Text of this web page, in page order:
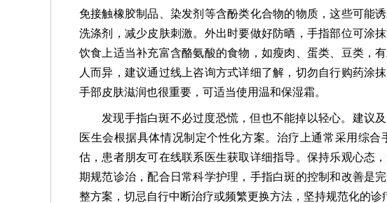
免接触橡胶制品、染发剂等含酚类化合物的物质，这些可能
洗涤剂，减少皮肤刺激。外出时要做好防晒，手指部位可涂
饮食上适当补充富含酪氨酸的食物，如瘦肉、蛋类、豆类，
人而异，建议通过线上咨询方式详细了解，切勿自行购药涂
手部皮肤滋润也很重要，可适当使用温和保湿霜。
发现手指白斑不必过度恐慌，但也不能掉以轻心。建议
医生会根据具体情况制定个性化方案。治疗上通常采用综
估，患者朋友可在线联系医生获取详细指导。保持乐观心态
期规范诊治，配合日常科学护理，手指白斑的控制和改善是
整方案，切忌自行中断治疗或频繁更换方法，坚持规范化的诊